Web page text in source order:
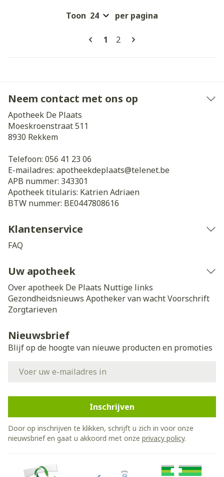
Pagina's
U lees momenteel pagina
1 Pagina
2
Toon per pagina
Neem contact met ons op
Apotheek De Plaats
Moeskroenstraat 511
8930 Rekkem
Telefoon: 056 41 23 06
E-mailadres: apotheekdeplaats@telenet.be
APB nummer: 343301
Apotheek titularis: Katrien Adriaen
BTW nummer: BE0447808616
Klantenservice
FAQ
Uw apotheek
Over apotheek De Plaats Nuttige links
Gezondheidsnieuws Apotheker van wachtVoorschrift
Zorgtarieven
Nieuwsbrief
Blijf op de hoogte van nieuwe producten en promoties
Inschrijven
Door op inschrijven te klikken, schrijft u zich in voor onze
nieuwsbrief en gaat u akkoord met onze privacy policy.